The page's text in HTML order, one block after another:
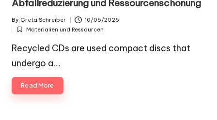
Abfallreduzierung und Ressourcenschonung
Posted
by
By Greta Schreiber 10/06/2025
Posted
in
Materialien und Ressourcen
Recycled CDs are used compact discs that
undergo a…
Read More